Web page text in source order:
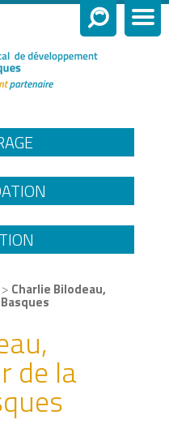
> Charlie Bilodeau,
de la